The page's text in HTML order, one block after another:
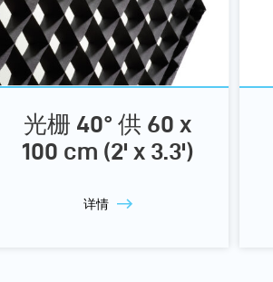
光栅 40° 供 60 x
100 cm (2' x 3.3')
详情